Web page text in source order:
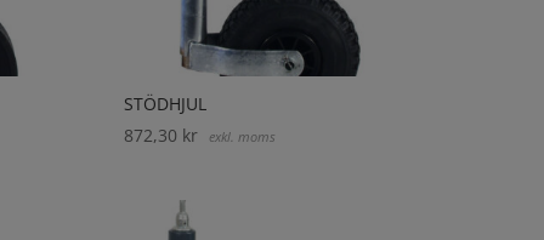
STÖDHJUL
872,30 kr exkl. moms